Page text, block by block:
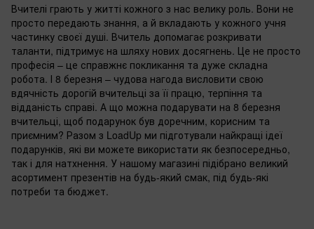
Вчителі грають у житті кожного з нас велику роль. Вони не
просто передають знання, а й вкладають у кожного учня
частинку своєї душі. Вчитель допомагає розкривати
таланти, підтримує на шляху нових досягнень. Це не просто
професія – це справжнє покликання та дуже складна
робота. І 8 березня – чудова нагода висловити свою
вдячність дорогій вчительці за її працю, терпіння та
відданість справі. А що можна подарувати на 8 березня
вчительці, щоб подарунок був доречним, корисним та
приємним? Разом з LoadUp ми підготували найкращі ідеї
подарунків, які ви можете використати як безпосередньо,
так і для натхнення. У нашому магазині підібрано великий
асортимент презентів на будь-який смак, під будь-які
потреби та бюджет.